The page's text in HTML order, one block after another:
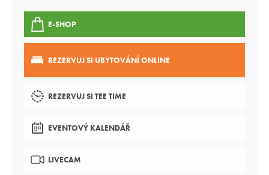
E-SHOP
REZERVUJ SI UBYTOVÁNÍ ONLINE
REZERVUJ SI TEE TIME
EVENTOVÝ KALENDÁŘ
LIVECAM